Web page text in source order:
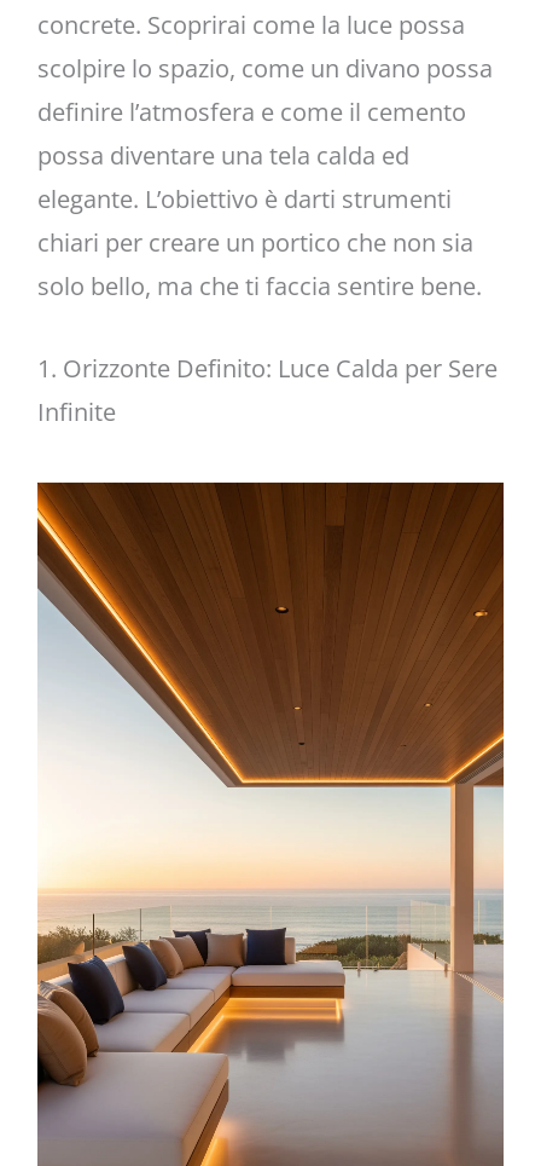
concrete. Scoprirai come la luce possa
scolpire lo spazio, come un divano possa
definire l’atmosfera e come il cemento
possa diventare una tela calda ed
elegante. L’obiettivo è darti strumenti
chiari per creare un portico che non sia
solo bello, ma che ti faccia sentire bene.
1. Orizzonte Definito: Luce Calda per Sere
Infinite